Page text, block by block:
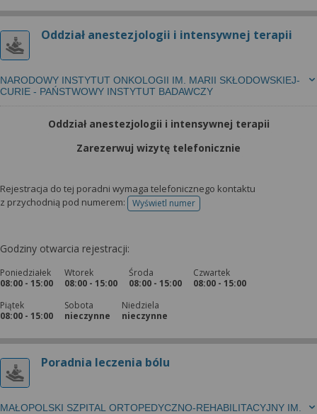
Oddział anestezjologii i intensywnej terapii
NARODOWY INSTYTUT ONKOLOGII IM. MARII SKŁODOWSKIEJ-
CURIE - PAŃSTWOWY INSTYTUT BADAWCZY
Oddział anestezjologii i intensywnej terapii
Zarezerwuj wizytę telefonicznie
Rejestracja do tej poradni wymaga telefonicznego kontaktu
z przychodnią pod numerem:
Wyświetl numertelefonu do rejestracji
Godziny otwarcia rejestracji:
Poniedziałek
08:00 - 15:00
Wtorek
08:00 - 15:00
Środa
08:00 - 15:00
Czwartek
08:00 - 15:00
Piątek
08:00 - 15:00
Sobota
nieczynne
Niedziela
nieczynne
Poradnia leczenia bólu
MAŁOPOLSKI SZPITAL ORTOPEDYCZNO-REHABILITACYJNY IM.